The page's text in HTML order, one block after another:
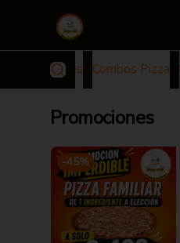
Promociones Combos Pizza
Promociones
-45%